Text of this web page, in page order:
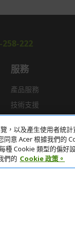
222
服務
產品服務
技術支援
常見問題
，以及產生使用者統
意 Acer 根據我們的
種 Cookie 類型的偏好
們的 Cookie 政策。